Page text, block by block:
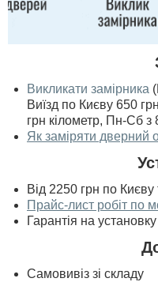
Викликати замірника
Виїзд по Києву 650
грн кілометр, Пн-Сб з
Як заміряти дверний
Від 2250 грн по Києву
Прайс-лист робіт по
Гарантія на
Самовивіз зі складу